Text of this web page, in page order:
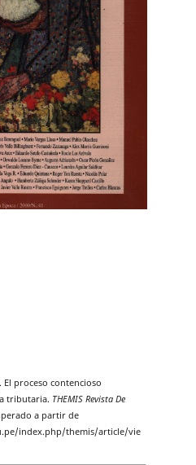
El proceso contencioso
tributaria. THEMIS Revista De
a partir de
index.php/themis/article/vie